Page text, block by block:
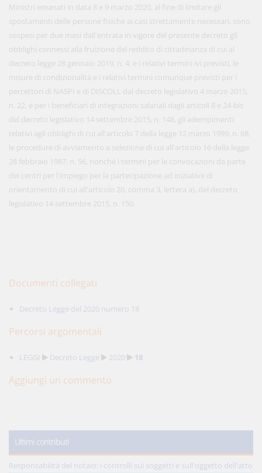
Ministri emanati in data 8 e 9 marzo 2020, al fine di limitare gli
spostamenti delle persone fisiche ai casi strettamente necessari, sono
sospesi per due mesi dall'entrata in vigore del presente decreto gli
obblighi connessi alla fruizione del reddito di cittadinanza di cui al
decreto legge 28 gennaio 2019, n. 4, e i relativi termini ivi previsti, le
misure di condizionalità e i relativi termini comunque previsti per i
percettori di NASPI e di DISCOLL dal decreto legislativo 4 marzo 2015,
n. 22, e per i beneficiari di integrazioni salariali dagli articoli 8 e 24-bis
del decreto legislativo 14 settembre 2015, n. 148, gli adempimenti
relativi agli obblighi di cui all'articolo 7 della legge 12 marzo 1999, n. 68,
le procedure di avviamento a selezione di cui all'articolo 16 della legge
28 febbraio 1987, n. 56, nonché i termini per le convocazioni da parte
dei centri per l'impiego per la partecipazione ad iniziative di
orientamento di cui all'articolo 20, comma 3, lettera a), del decreto
legislativo 14 settembre 2015, n. 150.
Documenti collegati
Decreto Legge del 2020 numero 18
Percorsi argomentali
LEGGI Decreto Legge 2020 18
Aggiungi un commento
Ultimi contributi
Responsabilità del notaio: i controlli sui soggetti e sull'oggetto dell'atto